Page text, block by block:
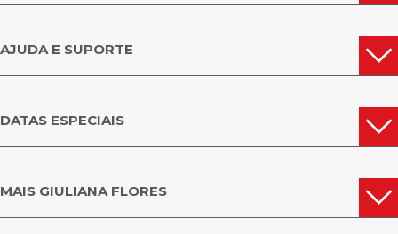
AJUDA E SUPORTE
DATAS ESPECIAIS
MAIS GIULIANA FLORES